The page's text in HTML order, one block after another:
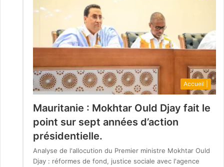
Accueil |
Mauritanie : Mokhtar Ould Djay fait le
point sur sept années d’action
présidentielle.
Analyse de l'allocution du Premier ministre Mokhtar Ould
Djay : réformes de fond, justice sociale avec l'agence